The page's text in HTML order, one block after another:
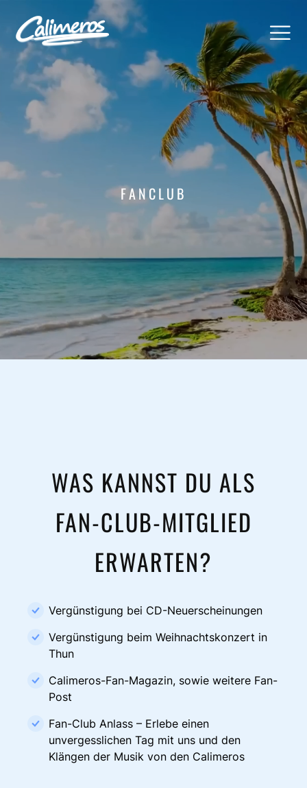
FANCLUB
WAS KANNST DU ALS
FAN-CLUB-MITGLIED
ERWARTEN?
Vergünstigung bei CD-Neuerscheinungen
Vergünstigung beim Weihnachtskonzert in
Thun
Calimeros-Fan-Magazin, sowie weitere Fan-
Post
Fan-Club Anlass – Erlebe einen
unvergesslichen Tag mit uns und den
Klängen der Musik von den Calimeros